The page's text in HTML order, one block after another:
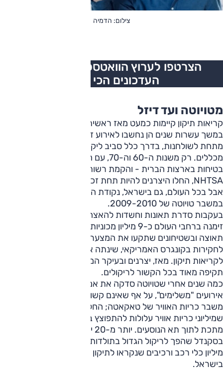
צילום: הדמיה
הצרטפו לערוץ הוואטספ של
העדכונים הכי חמים
מטויוטה ועד דיזל
קריאות תיקון קיימות כמעט מאז ראשית תעשיית הרכב, אבל
במשך עשרות שנים הן נחשבו לאירוע זניח שמישהו דאג לטאטא
מתחת לשולחנות, בדרך כלל סביב ליקויי ייצור נקודתיים או
מכללים. רק משנות ה-60 וה-70, עם החמרת האכיפה של
בטיחות בארצות הברית - והקמת רשות הבטיחות האמריקאית
NHTSA, החלו היצרנים להיות תחת זכוכית מגדלת.
אבל בכל העולם, גם בישראל, נקודת המפנה הגיעה, כנראה
במשבר טויוטה של 2009-2010.
בעקבות סדרת תאונות וחשדות להאצה בלתי נשלטת, טויוטה
זימנה ברחבי העולם כ-9 מיליון מכוניות בגין בעיות בדוושות
תאוצה ובשטיחונים שתקעו את המצערת. הפרשה, שהובילה
לחקירות בקונגרס האמריקאי, שינתה את היחס של התעשייה
לקריאות תיקון. מאז, יצרנים ובעיקר המחוקקים עברו לגישה
תקיפה מאוד בכל הקשור לריקולים.
כמה שנים אחרי שטויוטה סדקה את אמון הציבור הגיעו שני
אירועים "משלימים", על אף שאינם קשורים אחד לאחר. הראשון,
שמיליוני כריות אוויר עלולות להתפוצץ בזמן תאונה ולפזר רסיסי
מתכת לתוך תא הנוסעים. יותר מ-20 יצרניות רכב הושפעו
מיליון כלי רכב ורכיבים שנקראו לתיקון ברחבי העולם, כולל
בישראל.